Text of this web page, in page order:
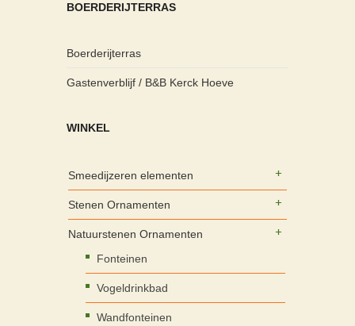
BOERDERIJTERRAS
Boerderijterras
Gastenverblijf / B&B Kerck Hoeve
WINKEL
Smeedijzeren elementen
Stenen Ornamenten
Natuurstenen Ornamenten
Fonteinen
Vogeldrinkbad
Wandfonteinen